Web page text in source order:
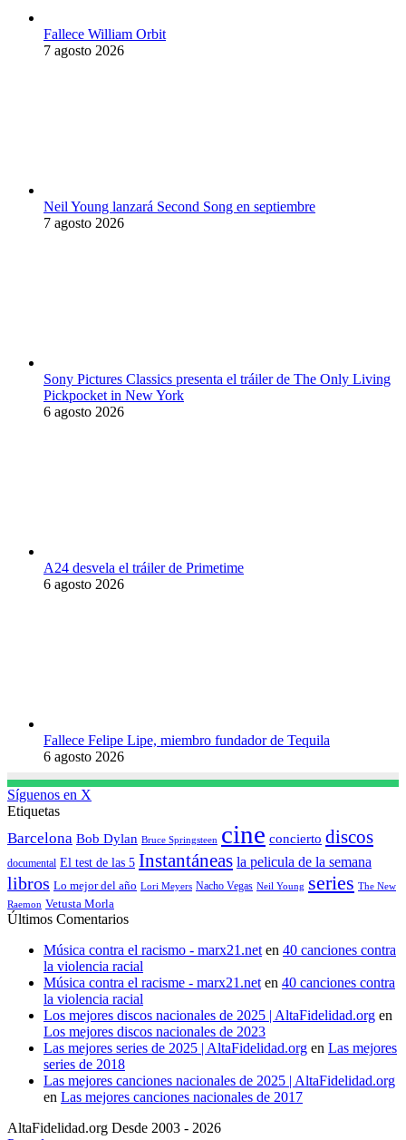
Fallece William Orbit
7 agosto 2026
Neil Young lanzará Second Song en septiembre
7 agosto 2026
Sony Pictures Classics presenta el tráiler de The Only Living
Pickpocket in New York
6 agosto 2026
A24 desvela el tráiler de Primetime
6 agosto 2026
Fallece Felipe Lipe, miembro fundador de Tequila
6 agosto 2026
Síguenos en X
Etiquetas
Barcelona Bob Dylan Bruce Springsteen cine concierto discos
documental El test de las 5 Instantáneas la pelicula de la semana
libros Lo mejor del año Lori Meyers Nacho Vegas Neil Young series The New
Raemon Vetusta Morla
Últimos Comentarios
Música contra el racismo - marx21.net en 40 canciones contra
la violencia racial
Música contra el racisme - marx21.net en 40 canciones contra
la violencia racial
Los mejores discos nacionales de 2025 | AltaFidelidad.org en
Los mejores discos nacionales de 2023
Las mejores series de 2025 | AltaFidelidad.org en Las mejores
series de 2018
Las mejores canciones nacionales de 2025 | AltaFidelidad.org
en Las mejores canciones nacionales de 2017
AltaFidelidad.org Desde 2003 - 2026